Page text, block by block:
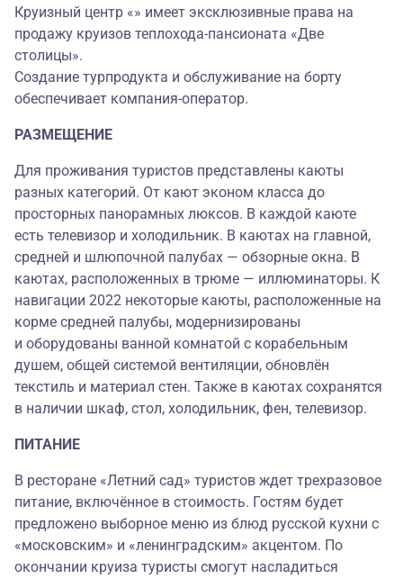
Круизный центр «» имеет эксклюзивные права на
продажу круизов теплохода-пансионата «Две
столицы».
Создание турпродукта и обслуживание на борту
обеспечивает компания-оператор.
РАЗМЕЩЕНИЕ
Для проживания туристов представлены каюты
разных категорий. От кают эконом класса до
просторных панорамных люксов. В каждой каюте
есть телевизор и холодильник. В каютах на главной,
средней и шлюпочной палубах — обзорные окна. В
каютах, расположенных в трюме — иллюминаторы. К
навигации 2022 некоторые каюты, расположенные на
корме средней палубы, модернизированы
и оборудованы ванной комнатой с корабельным
душем, общей системой вентиляции, обновлён
текстиль и материал стен. Также в каютах сохранятся
в наличии шкаф, стол, холодильник, фен, телевизор.
ПИТАНИЕ
В ресторане «Летний сад» туристов ждет трехразовое
питание, включённое в стоимость. Гостям будет
предложено выборное меню из блюд русской кухни с
«московским» и «ленинградским» акцентом. По
окончании круиза туристы смогут насладиться